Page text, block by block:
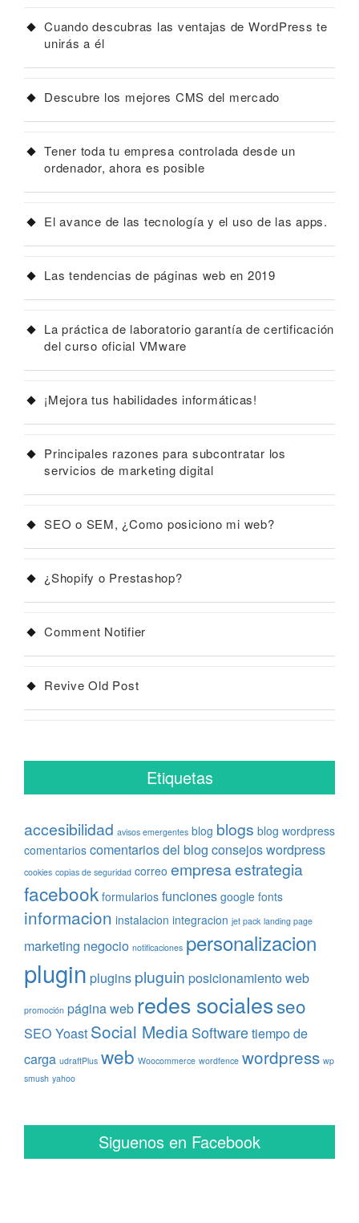
Cuando descubras las ventajas de WordPress te
unirás a él
Descubre los mejores CMS del mercado
Tener toda tu empresa controlada desde un
ordenador, ahora es posible
El avance de las tecnología y el uso de las apps.
Las tendencias de páginas web en 2019
La práctica de laboratorio garantía de certificación
del curso oficial VMware
¡Mejora tus habilidades informáticas!
Principales razones para subcontratar los
servicios de marketing digital
SEO o SEM, ¿Como posiciono mi web?
¿Shopify o Prestashop?
Comment Notifier
Revive Old Post
Etiquetas
accesibilidad avisos emergentes blog blogs blog wordpress
comentarios comentarios del blog consejos wordpress
cookies copias de seguridad correo empresaestrategia
facebook formularios funciones google fonts
informacion instalacion integracion jet pack landing page
marketing negocio notificaciones personalizacion
plugin plugins pluguin posicionamiento web
promoción página web redes socialesseo
SEO Yoast Social Media Softwaretiempo de
carga udraftPlus web Woocommerce wordfence wordpress wp
smush yahoo
Siguenos en Facebook